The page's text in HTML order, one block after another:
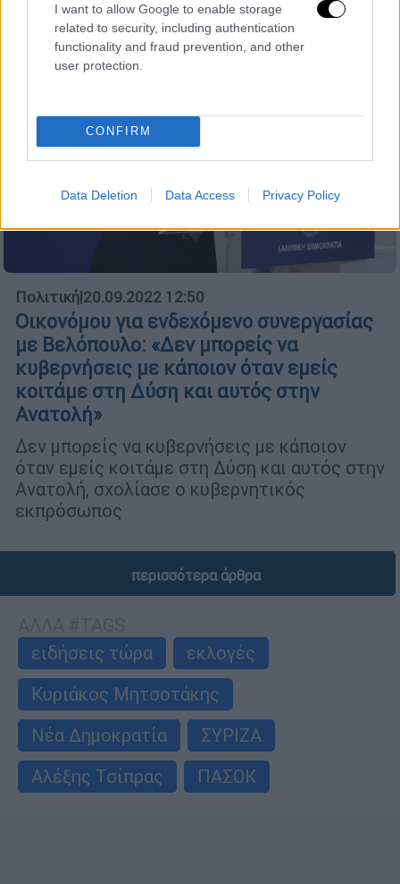
I want to allow Google to enable storage
related to security, including authentication
functionality and fraud prevention, and other
user protection.
CONFIRM
Data Deletion Data Access Privacy Policy
Πολιτική|20.09.2022 12:50
Οικονόμου για ενδεχόμενο συνεργασίας
με Βελόπουλο: «Δεν μπορείς να
κυβερνήσεις με κάποιον όταν εμείς
κοιτάμε στη Δύση και αυτός στην
Ανατολή»
Δεν μπορείς να κυβερνήσεις με κάποιον
όταν εμείς κοιτάμε στη Δύση και αυτός στην
Ανατολή, σχολίασε ο κυβερνητικός
εκπρόσωπος
περισσότερα άρθρα
ειδήσεις τώρα
εκλογές
Κυριάκος Μητσοτάκης
Νέα Δημοκρατία
ΣΥΡΙΖΑ
Αλέξης Τσίπρας
ΠΑΣΟΚ